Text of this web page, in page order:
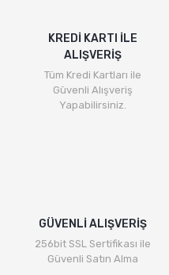
Ürün açıklamasında
Ürün bilgilerinde
Ürün fiyatı diğer
Bu ürüne benzer
KREDİ KARTI İLE
ALIŞVERİŞ
Tüm Kredi Kartları ile
Güvenli Alışveriş
Yapabilirsiniz.
GÜVENLİ ALIŞVERİŞ
256bit SSL Sertifikası ile
Güvenli Satın Alma